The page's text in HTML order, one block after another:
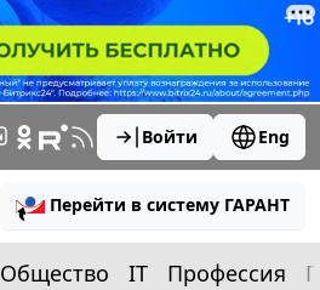
Войти Eng
Перейти в систему ГАРАНТ
Общество IT Профессия